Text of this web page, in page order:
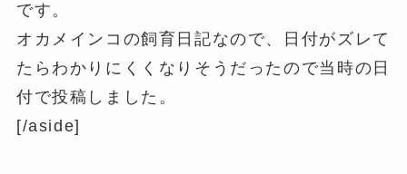
エイターに向いてないかも…と。理
です。
オカメインコの飼育日記なので、日付がズレて
たらわかりにくくなりそうだったので当時の日
付で投稿しました。
[/aside]